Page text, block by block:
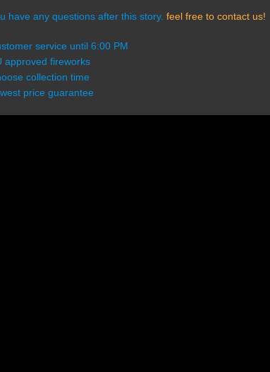
have any questions after this story. feel free to contact us!
service until 6:00 PM
approved fireworks
collection time
price guarantee